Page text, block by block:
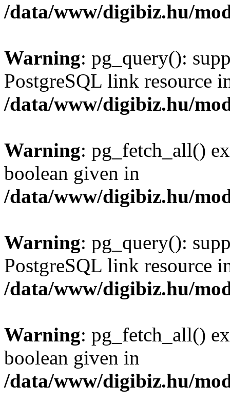
/data/www/digibiz.hu/
Warning: pg_query():
PostgreSQL link resource
/data/www/digibiz.hu/
Warning: pg_fetch_all()
boolean given in
/data/www/digibiz.hu/
Warning: pg_query():
PostgreSQL link resource
/data/www/digibiz.hu/
Warning: pg_fetch_all()
boolean given in
/data/www/digibiz.hu/